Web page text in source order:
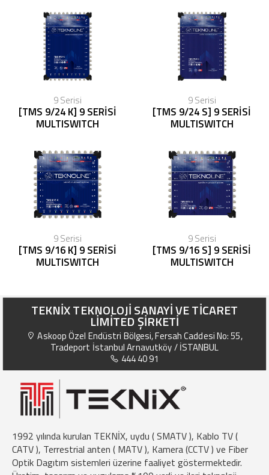
9 Serisi
[TMS 9/24 K] 9 SERİSİ
MULTISWITCH
9 Serisi
[TMS 9/24 S] 9 SERİSİ
MULTISWITCH
9 Serisi
[TMS 9/16 K] 9 SERİSİ
MULTISWITCH
9 Serisi
[TMS 9/16 S] 9 SERİSİ
MULTISWITCH
TEKNİX TEKNOLOJİ SANAYİ VE TİCARET
LİMİTED ŞİRKETİ
Askoop Özel Endüstri Bölgesi, Fersah Caddesi No: 55,
Tradeport İstanbul Arnavutköy / İSTANBUL
444 40 91
1992 yılında kurulan TEKNİX, uydu ( SMATV ), Kablo TV (
CATV ), Terrestrial anten ( MATV ), Kamera (CCTV ) ve Fiber
Optik Dagıtım sistemleri üzerine faaliyet göstermektedir.